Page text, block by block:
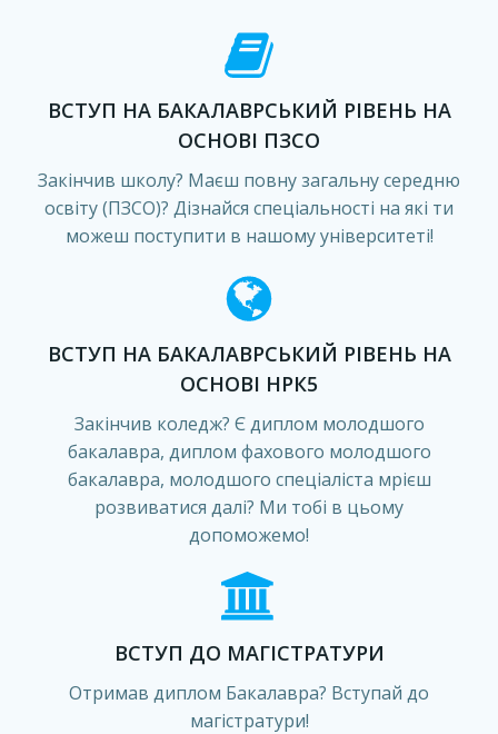
ВСТУП НА БАКАЛАВРСЬКИЙ РІВЕНЬ НА
ОСНОВІ ПЗСО
Закінчив школу? Маєш повну загальну середню
освіту (ПЗСО)? Дізнайся спеціальності на які ти
можеш поступити в нашому університеті!
ВСТУП НА БАКАЛАВРСЬКИЙ РІВЕНЬ НА
ОСНОВІ НРК5
Закінчив коледж? Є диплом молодшого
бакалавра, диплом фахового молодшого
бакалавра, молодшого спеціаліста мрієш
розвиватися далі? Ми тобі в цьому
допоможемо!
ВСТУП ДО МАГІСТРАТУРИ
Отримав диплом Бакалавра? Вступай до
магістратури!